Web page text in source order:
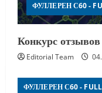
ФУЛЛЕРЕН С60 -
Конкурс
Editorial Team
ФУЛЛЕРЕН С60 - FULL